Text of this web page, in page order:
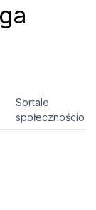
Sortale